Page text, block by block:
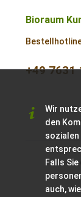
Bioraum
+49 7631
Wir
den
sozialen
Falls Sie
auch,